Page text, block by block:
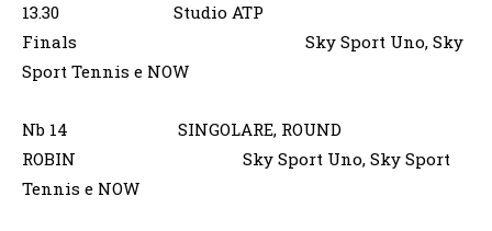
13.30 Studio ATP
Finals Sky Sport Uno, Sky
Sport Tennis e NOW
Nb 14 SINGOLARE, ROUND
ROBIN Sky Sport Uno, Sky Sport
Tennis e NOW